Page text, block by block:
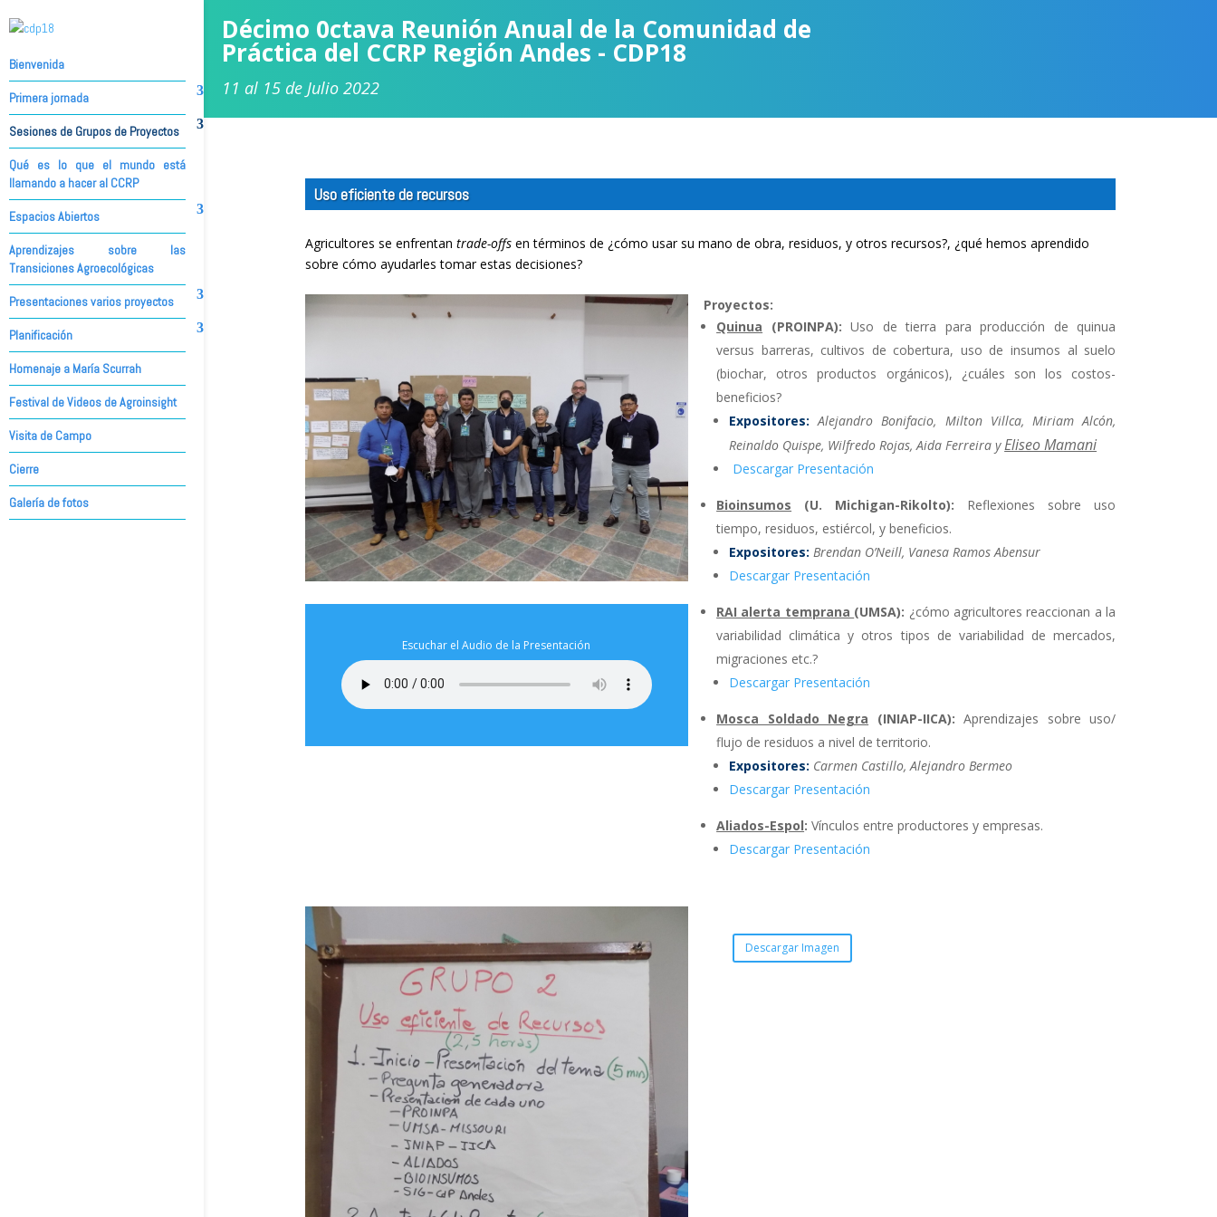
Bienvenida
Primera jornada
Sesiones de Grupos de Proyectos
Qué es lo que el mundo está
llamando a hacer al CCRP
Espacios Abiertos
Aprendizajes sobre las
Transiciones Agroecológicas
Presentaciones varios proyectos
Planificación
Homenaje a María Scurrah
Festival de Videos de Agroinsight
Visita de Campo
Cierre
Galería de fotos
Décimo 0ctava Reunión Anual de la Comunidad de
Práctica del CCRP Región Andes - CDP18
11 al 15 de Julio 2022
Uso eficiente de recursos
Agricultores se enfrentan trade-offsen términos de ¿cómo usar su mano de obra, residuos, y otros recursos?, ¿qué hemos aprendido
sobre cómo ayudarles tomar estas decisiones?
Escuchar el Audio de la Presentación
Proyectos:
Quinua (PROINPA): Uso de tierra para producción de quinua
versus barreras, cultivos de cobertura, uso de insumos al suelo
(biochar, otros productos orgánicos), ¿cuáles son los costos-
beneficios?
Expositores: Alejandro Bonifacio, Milton Villca, Miriam Alcón,
Reinaldo Quispe, Wilfredo Rojas, Aida Ferreira yEliseo Mamani
Descargar Presentación
Bioinsumos (U. Michigan-Rikolto): Reflexiones sobre uso
tiempo, residuos, estiércol, y beneficios.
Expositores: Brendan O’Neill, Vanesa Ramos Abensur
Descargar Presentación
RAI alerta temprana (UMSA): ¿cómo agricultores reaccionan a la
variabilidad climática y otros tipos de variabilidad de mercados,
migraciones etc.?
Descargar Presentación
Mosca Soldado Negra (INIAP-IICA): Aprendizajes sobre uso/
flujo de residuos a nivel de territorio.
Expositores: Carmen Castillo, Alejandro Bermeo
Descargar Presentación
Aliados-Espol:Vínculos entre productores y empresas.
Descargar Presentación
Descargar Imagen